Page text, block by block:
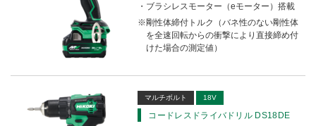
ブラシレスモーター（eモーター）搭載
剛性体締付トルク（バネ性のない剛性体
を全速回転からの衝撃により直接締め付
けた場合の測定値）
マルチボルト 18V
コードレスドライバドリル DS18DE